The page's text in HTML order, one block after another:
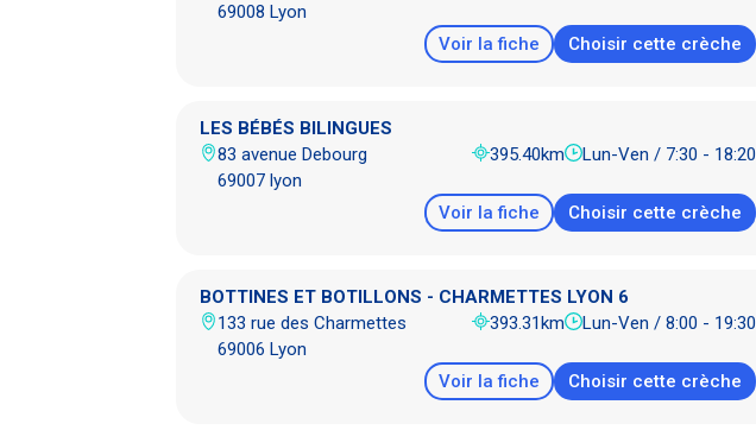
69008 Lyon
Voir la fiche Choisir cette crèche
LES BÉBÉS BILINGUES
83 avenue Debourg
69007 lyon
395.40km Lun-Ven / 7:30 - 18:20
Voir la fiche Choisir cette crèche
BOTTINES ET BOTILLONS - CHARMETTES LYON 6
133 rue des Charmettes
69006 Lyon
393.31km Lun-Ven / 8:00 - 19:30
Voir la fiche Choisir cette crèche